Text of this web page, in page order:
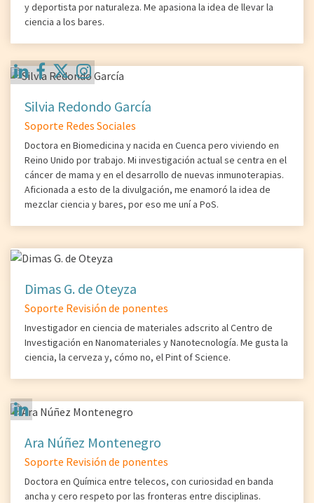
y deportista por naturaleza. Me apasiona la idea de llevar la
ciencia a los bares.
Silvia Redondo García
Soporte Redes Sociales
Doctora en Biomedicina y nacida en Cuenca pero viviendo en
Reino Unido por trabajo. Mi investigación actual se centra en el
cáncer de mama y en el desarrollo de nuevas inmunoterapias.
Aficionada a esto de la divulgación, me enamoró la idea de
mezclar ciencia y bares, por eso me uní a PoS.
Dimas G. de Oteyza
Soporte Revisión de ponentes
Investigador en ciencia de materiales adscrito al Centro de
Investigación en Nanomateriales y Nanotecnología. Me gusta la
ciencia, la cerveza y, cómo no, el Pint of Science.
Ara Núñez Montenegro
Soporte Revisión de ponentes
Doctora en Química entre telecos, con curiosidad en banda
ancha y cero respeto por las fronteras entre disciplinas.